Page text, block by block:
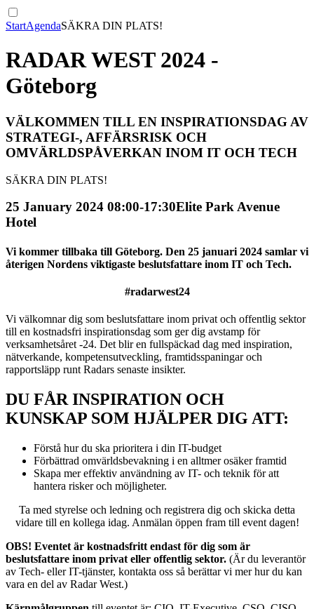
StartAgendaSÄKRA DIN PLATS!
RADAR WEST 2024 -
Göteborg
VÄLKOMMEN TILL EN INSPIRATIONSDAG AV
STRATEGI-, AFFÄRSRISK OCH
OMVÄRLDSPÅVERKAN INOM IT OCH TECH
SÄKRA DIN PLATS!
25 January 2024 08:00-17:30Elite Park Avenue
Hotel
Vi kommer tillbaka till Göteborg. Den 25 januari 2024 samlar vi
återigen Nordens viktigaste beslutsfattare inom IT och Tech.
#radarwest24
Vi välkomnar dig som beslutsfattare inom privat och offentlig sektor
till en kostnadsfri inspirationsdag som ger dig avstamp för
verksamhetsåret -24. Det blir en fullspäckad dag med inspiration,
nätverkande, kompetensutveckling, framtidsspaningar och
rapportsläpp runt Radars senaste insikter.
DU FÅR INSPIRATION OCH
KUNSKAP SOM HJÄLPER DIG ATT:
Förstå hur du ska prioritera i din IT-budget
Förbättrad omvärldsbevakning i en alltmer osäker framtid
Skapa mer effektiv användning av IT- och teknik för att
hantera risker och möjligheter.
Ta med styrelse och ledning och registrera dig och skicka detta
vidare till en kollega idag. Anmälan öppen fram till event dagen!
OBS! Eventet är kostnadsfritt endast för dig som är
beslutsfattare inom privat eller offentlig sektor. (Är du leverantör
av Tech- eller IT-tjänster, kontakta oss så berättar vi mer hur du kan
vara en del av Radar West.)